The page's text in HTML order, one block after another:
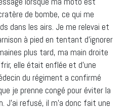
de bombe, ce qui me
dans les airs. Je me relevai et
à pied en tentant d’ignorer
plus tard, ma main droite
elle était enflée et d’une
du régiment a confirmé
je prenne congé pour éviter la
J’ai refusé, il m’a donc fait une